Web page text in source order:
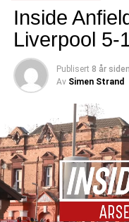
Inside
Liverpool 5-
Publisert 8 år siden
Av Simen Strand